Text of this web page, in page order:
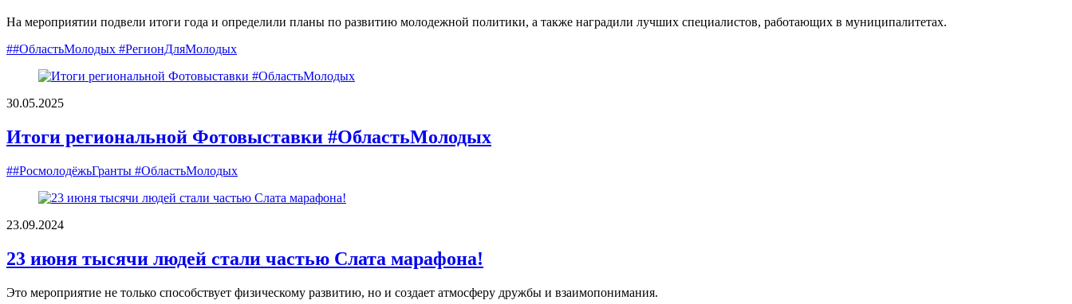
На мероприятии подвели итоги года и определили планы по развитию молодежной политики, а также наградили лучших специалистов, работающих в муниципалитетах.
##ОбластьМолодых #РегионДляМолодых
30.05.2025
Итоги региональной Фотовыставки #ОбластьМолодых
##РосмолодёжьГранты #ОбластьМолодых
23.09.2024
23 июня тысячи людей стали частью Слата марафона!
Это мероприятие не только способствует физическому развитию, но и создает атмосферу дружбы и взаимопонимания.